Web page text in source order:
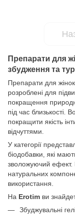
Препарати для
збудження та
Препарати для жінок
розроблені для
покращення
під час близькості.
покращити якість
відчуттями.
У категорії
біодобавки, які
зволожуючий ефект.
натуральних
використання.
На Erotim ви
Збуджувальні